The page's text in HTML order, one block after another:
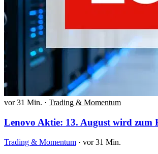
vor 31 Min. · Trading & Momentum
Lenovo Aktie: 13. August wird zum
Trading & Momentum · vor 31 Min.